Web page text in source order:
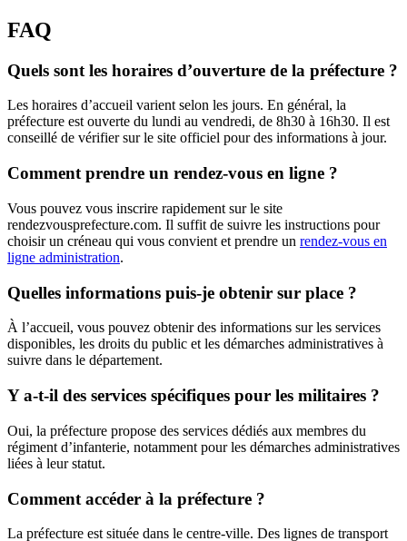
FAQ
Quels sont les horaires d’ouverture de la préfecture ?
Les horaires d’accueil varient selon les jours. En général, la
préfecture est ouverte du lundi au vendredi, de 8h30 à 16h30. Il est
conseillé de vérifier sur le site officiel pour des informations à jour.
Comment prendre un rendez-vous en ligne ?
Vous pouvez vous inscrire rapidement sur le site
rendezvousprefecture.com. Il suffit de suivre les instructions pour
choisir un créneau qui vous convient et prendre un rendez-vous en
ligne administration.
Quelles informations puis-je obtenir sur place ?
À l’accueil, vous pouvez obtenir des informations sur les services
disponibles, les droits du public et les démarches administratives à
suivre dans le département.
Y a-t-il des services spécifiques pour les militaires ?
Oui, la préfecture propose des services dédiés aux membres du
régiment d’infanterie, notamment pour les démarches administratives
liées à leur statut.
Comment accéder à la préfecture ?
La préfecture est située dans le centre-ville. Des lignes de transport